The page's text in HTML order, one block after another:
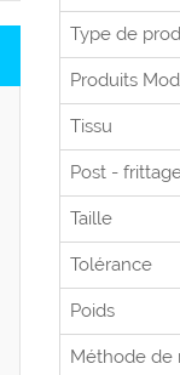
Type de
Produits
Tissu
Post -
Taille
Tolérance
Poids
Méthode de